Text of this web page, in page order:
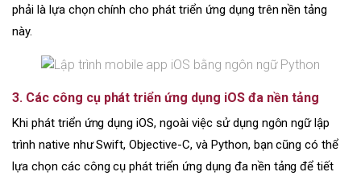
phải là lựa chọn chính cho phát triển ứng dụng trên nền tảng
này.
3. Các công cụ phát triển ứng dụng iOS đa nền tảng
Khi phát triển ứng dụng iOS, ngoài việc sử dụng ngôn ngữ lập
trình native như Swift, Objective-C, và Python, bạn cũng có thể
lựa chọn các công cụ phát triển ứng dụng đa nền tảng để tiết